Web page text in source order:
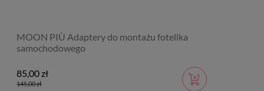
MOON PIÙ Adaptery do montażu fotelika
samochodowego
85,00 zł
145,00 zł